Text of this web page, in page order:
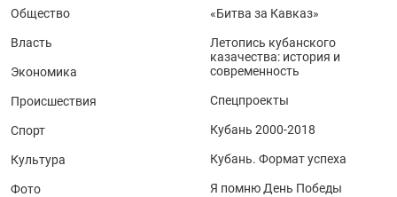
Общество
Власть
Экономика
Происшествия
Спорт
Культура
Фото
«Битва за Кавказ»
Летопись кубанского
казачества: история и
современность
Спецпроекты
Кубань 2000-2018
Кубань. Формат успеха
Я помню День Победы